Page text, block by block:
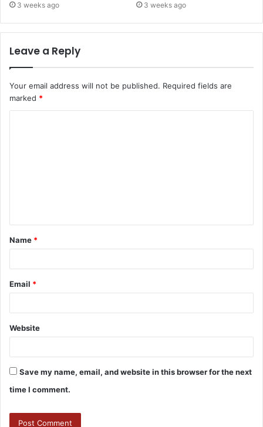
3 weeks ago 3 weeks ago
Leave a Reply
Your email address will not be published. Required fields are
marked *
Name *
Email *
Website
Save my name, email, and website in this browser for the next
time I comment.